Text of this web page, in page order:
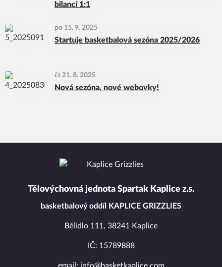
bilancí 1:1
po 15. 9. 2025
Startuje basketbalová sezóna 2025/2026
čt 21. 8. 2025
Nová sezóna, nové webovky!
Tělovýchovná jednota Spartak Kaplice z.s.
basketbalový oddíl KAPLICE GRIZZLIES
Bělidlo 111, 38241 Kaplice
IČ: 15789888